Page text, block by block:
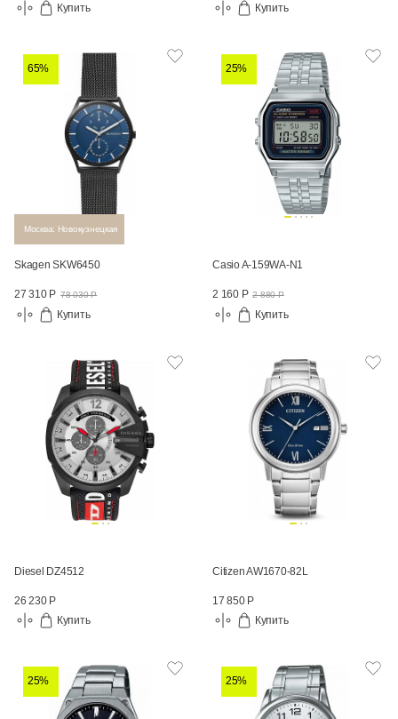
Купить
Купить
65%
Москва: Новокузнецкая
Skagen SKW6450
27 310 Р 78 030 Р
Купить
25%
Casio A-159WA-N1
2 160 Р 2 880 Р
Купить
Diesel DZ4512
26 230 Р
Купить
Citizen AW1670-82L
17 850 Р
Купить
25% 25%